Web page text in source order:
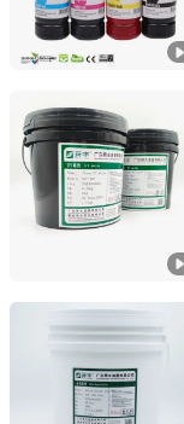
Guangdong
Guangdong,
Guangdong
Guangdong,